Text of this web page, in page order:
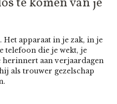
Het apparaat in je zak, in je
telefoon die je wekt, je
aan verjaardagen
als trouwer gezelschap